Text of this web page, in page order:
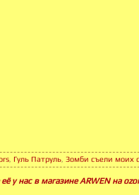
Гуль Патруль Зомби съели моих
у нас в магазине ARWEN на